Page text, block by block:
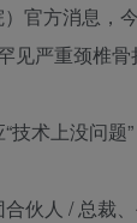
官方消息，
严重颈椎骨
技术上没问题”
伙人 / 总裁